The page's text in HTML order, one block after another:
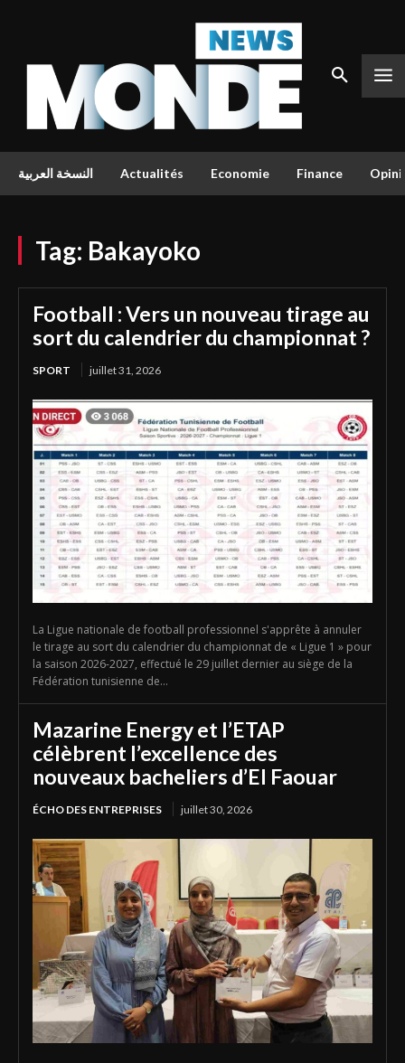
النسخة العربية Actualités Economie Finance
Tag: Bakayoko
Football : Vers un nouveau tirage au
sort du calendrier du championnat ?
SPORT juillet 31, 2026
La Ligue nationale de football professionnel s'apprête à annuler
le tirage au sort du calendrier du championnat de « Ligue 1 » pour
la saison 2026-2027, effectué le 29 juillet dernier au siège de la
Fédération tunisienne de...
Mazarine Energy et l’ETAP
célèbrent l’excellence des
nouveaux bacheliers d’El Faouar
ÉCHO DES ENTREPRISES juillet 30, 2026